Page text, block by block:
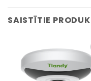
SAISTĪTIE